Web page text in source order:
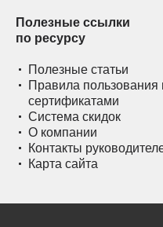
Полезные ссылки
по ресурсу
Полезные статьи
Правила
сертификатами
Система скидок
О компании
Контакты
Карта сайта